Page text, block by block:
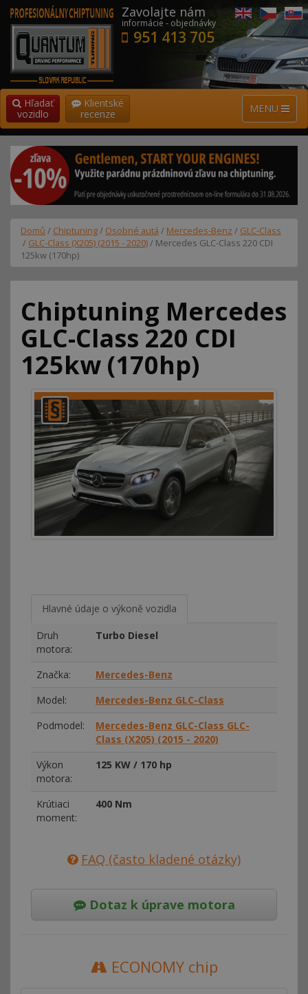
Zavolajte nám
informácie - objednávky
951 413 705
MENU
Hľadať
vozidlo
Klientské
recenze
Domů / Chiptuning/ Osobné autá / Mercedes-Benz / GLC-Class
/ GLC-Class (X205) (2015 - 2020)/ Mercedes GLC-Class 220 CDI
125kw (170hp)
Chiptuning Mercedes
GLC-Class 220 CDI
125kw (170hp)
Hlavné údaje o výkoně vozidla
Druh
motora:
Turbo Diesel
Značka:
Mercedes-Benz
Model:
Mercedes-Benz GLC-Class
Podmodel:
Mercedes-Benz GLC-Class GLC-
Class (X205) (2015 - 2020)
Výkon
motora:
125 KW / 170 hp
Krútiaci
moment:
400 Nm
FAQ (často kladené otázky)
Dotaz k úprave motora
ECONOMY chip